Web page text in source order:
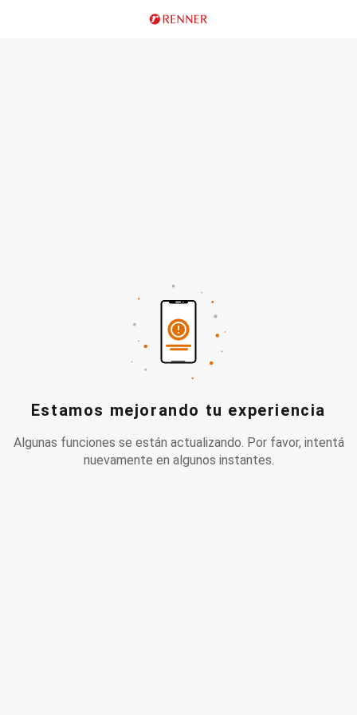
Estamos mejorando tu experiencia
Algunas funciones se están actualizando. Por favor, intentá
nuevamente en algunos instantes.